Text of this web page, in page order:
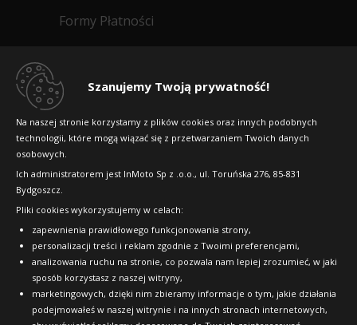
Szanujemy Twoją prywatność!
Na naszej stronie korzystamy z plików cookies oraz innych podobnych
technologii, które mogą wiązać się z przetwarzaniem Twoich danych
osobowych.
Ich administratorem jest InMoto Sp z .o.o., ul. Toruńska 276, 85-831
Bydgoszcz.
Pliki cookies wykorzystujemy w celach:
zapewnienia prawidłowego funkcjonowania strony,
personalizacji treści i reklam zgodnie z Twoimi preferencjami,
analizowania ruchu na stronie, co pozwala nam lepiej zrozumieć, w jaki
sposób korzystasz z naszej witryny,
marketingowych, dzięki nim zbieramy informacje o tym, jakie działania
podejmowałeś w naszej witrynie i na innych stronach internetowych,
Formy Płatności
Dlaczego warto kupić w 24opony.pl
Raty
FAQ
OFICJALNY PARTNER